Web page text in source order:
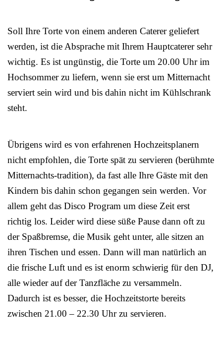
Soll Ihre Torte von einem anderen Caterer geliefert
werden, ist die Absprache mit Ihrem Hauptcaterer sehr
wichtig. Es ist ungünstig, die Torte um 20.00 Uhr im
Hochsommer zu liefern, wenn sie erst um Mitternacht
serviert sein wird und bis dahin nicht im Kühlschrank
steht.
Übrigens wird es von erfahrenen Hochzeitsplanern
nicht empfohlen, die Torte spät zu servieren (berühmte
Mitternachts-tradition), da fast alle Ihre Gäste mit den
Kindern bis dahin schon gegangen sein werden. Vor
allem geht das Disco Program um diese Zeit erst
richtig los. Leider wird diese süße Pause dann oft zu
der Spaßbremse, die Musik geht unter, alle sitzen an
ihren Tischen und essen. Dann will man natürlich an
die frische Luft und es ist enorm schwierig für den DJ,
alle wieder auf der Tanzfläche zu versammeln.
Dadurch ist es besser, die Hochzeitstorte bereits
zwischen 21.00 – 22.30 Uhr zu servieren.